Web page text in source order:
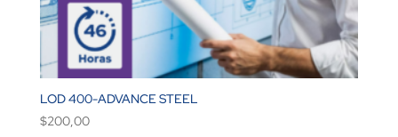
LOD 400-ADVANCE STEEL
$200,00